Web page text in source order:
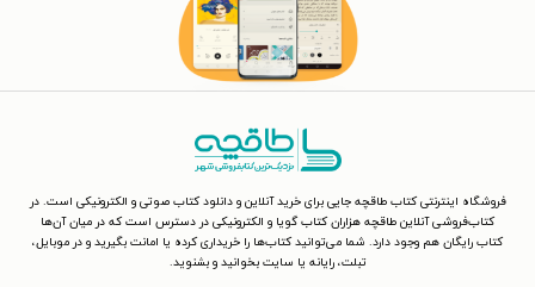
فروشگاه اینترنتی کتاب طاقچه جایی برای خرید آنلاین و دانلود کتاب صوتی و الکترونیکی است. در
کتاب‌فروشی آنلاین طاقچه هزاران کتاب گویا و الکترونیکی در دسترس است که در میان آن‌ها
کتاب رایگان هم وجود دارد. شما می‌توانید کتاب‌ها را خریداری کرده یا امانت بگیرید و در موبایل،
تبلت، رایانه یا سایت بخوانید و بشنوید.